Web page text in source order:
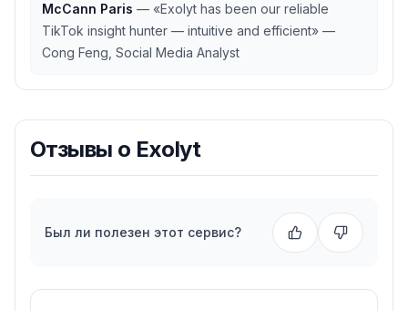
McCann Paris — «Exolyt has been our reliable
TikTok insight hunter — intuitive and efficient» —
Cong Feng, Social Media Analyst
Отзывы о Exolyt
Был ли полезен этот сервис?